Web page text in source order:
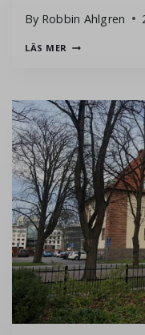
By Robbin Ahlgren
LÄS MER